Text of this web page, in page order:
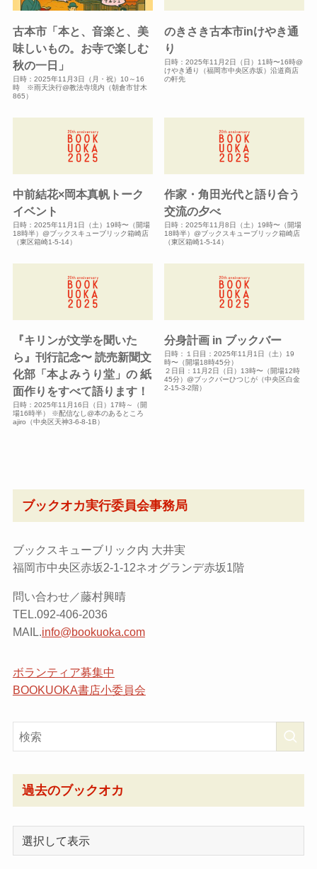
古本市「本と、音楽と、美
味しいもの。お寺で楽しむ
秋の一日」
日時：2025年11月3日（月・祝）10～16
時 ※雨天決行@教法寺境内（朝倉市甘木
865）
のきさき古本市inけやき通
り
日時：2025年11月2日（日）11時〜16時@
けやき通り（福岡市中央区赤坂）沿道商店
の軒先
中前結花×岡本真帆トーク
イベント
日時：2025年11月1日（土）19時〜（開場
18時半）@ブックスキューブリック箱崎店
（東区箱崎1-5-14）
作家・角田光代と語り合う
交流の夕べ
日時：2025年11月8日（土）19時〜（開場
18時半）@ブックスキューブリック箱崎店
（東区箱崎1-5-14）
『キリンが文学を聞いた
ら』刊行記念〜 読売新聞文
化部「本よみうり堂」の 紙
面作りをすべて語ります！
日時：2025年11月16日（日）17時～（開
場16時半） ※配信なし@本のあるところ
ajiro（中央区天神3-6-8-1B）
分身計画 in ブックバー
日時：１日目：2025年11月1日（土）19
時〜（開場18時45分）
２日目：11月2日（日）13時〜（開場12時
45分）@ブックバーひつじが（中央区白金
2-15-3-2階）
ブックオカ実行委員会事務局
ブックスキューブリック内 大井実
福岡市中央区赤坂2-1-12ネオグランデ赤坂1階
問い合わせ／藤村興晴
TEL.092-406-2036
MAIL.info@bookuoka.com
ボランティア募集中
BOOKUOKA書店小委員会
過去のブックオカ